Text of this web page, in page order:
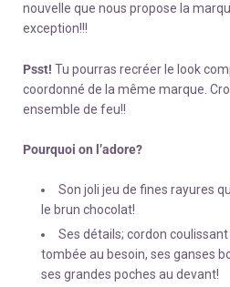
nouvelle que nous propose la
exception!!!
Psst! Tu pourras recréer le look
coordonné de la même marque.
ensemble de feu!!
Pourquoi on l’adore?
Son joli jeu de fines rayures
le brun chocolat!
Ses détails; cordon
tombée au besoin, ses ganses
ses grandes poches au devant!